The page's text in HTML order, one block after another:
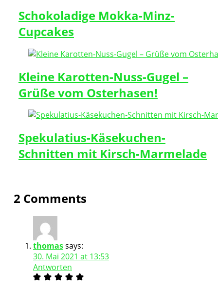
Schokoladige Mokka-Minz-
Cupcakes
Kleine Karotten-Nuss-Gugel –
Grüße vom Osterhasen!
Spekulatius-Käsekuchen-
Schnitten mit Kirsch-Marmelade
2 Comments
thomassays:
30. Mai 2021 at 13:53
Antworten